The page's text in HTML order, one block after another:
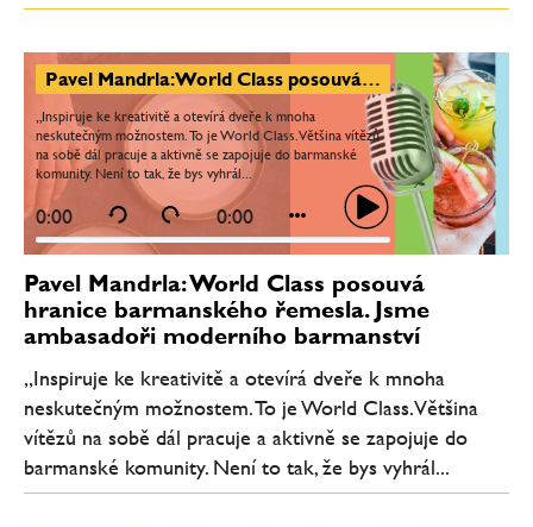
Pavel Mandrla: World Class posouvá hranice barmanského řemesla. Jsme ambasadoři moderního barmanství
„Inspiruje ke kreativitě a otevírá dveře k mnoha
neskutečným možnostem. To je World Class. Většina vítězů
na sobě dál pracuje a aktivně se zapojuje do barmanské
komunity. Není to tak, že bys vyhrál...
0:00 0:00
Pavel Mandrla: World Class posouvá
hranice barmanského řemesla. Jsme
ambasadoři moderního barmanství
„Inspiruje ke kreativitě a otevírá dveře k mnoha
neskutečným možnostem. To je World Class. Většina
vítězů na sobě dál pracuje a aktivně se zapojuje do
barmanské komunity. Není to tak, že bys vyhrál...